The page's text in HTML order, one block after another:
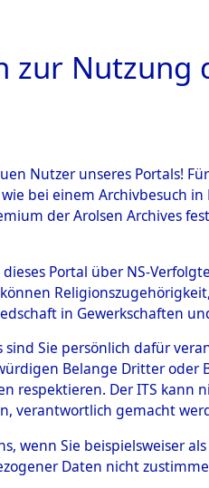
0001
Nutzung
Nutzer unseres Portals!
bei einem Archivbesuch
der Arolsen Archives
Portal über NS-
in Gewerkschaften
sind Sie persönlich dafür
Belange Dritter
respektieren. Der ITS
verantwortlich gemacht
wenn Sie beispielsweiser
Daten nicht